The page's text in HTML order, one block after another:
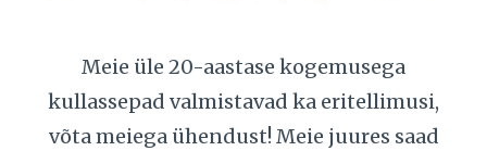
Meie üle 20-aastase kogemusega
kullassepad valmistavad ka eritellimusi,
võta meiega ühendust! Meie juures saad